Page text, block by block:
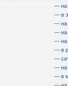
— на
— в
— на
— на
— на
— в
—
— на
— в